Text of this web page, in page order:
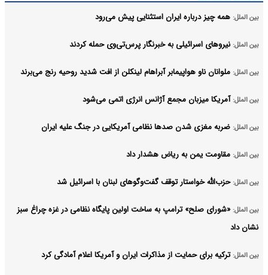
بین الملل: همه چیز درباره ایران استثنایی پیش می‌رود
بین الملل: نیروهای اسرائیلی به خبرنگار پرس‌تی‌وی حمله کردند
بین الملل: ملوانان ناو هواپیمابر آبراهام لینکلن از افت شدید روحیه رنج می‌برند
بین الملل: آمریکا میزبان مجمع آژانس انرژی اتمی می‌شود
بین الملل: ضربه مغزی شدن صدها نظامی آمریکایی در جنگ علیه ایران
بین الملل: مقاومت یمن به ریاض هشدار داد
بین الملل: حزب‌الله خواستار توقف گفت‌وگوهای لبنان با اسرائیل شد
بین الملل: «شورای صلح» ترامپ به ساخت اولین پایگاه نظامی در غزه چراغ سبز
نشان داد
بین الملل: ترکیه برای حمایت از مذاکرات ایران و آمریکا اعلام آمادگی کرد